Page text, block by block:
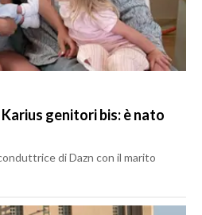
genitori bis: è nato
di Dazn con il marito